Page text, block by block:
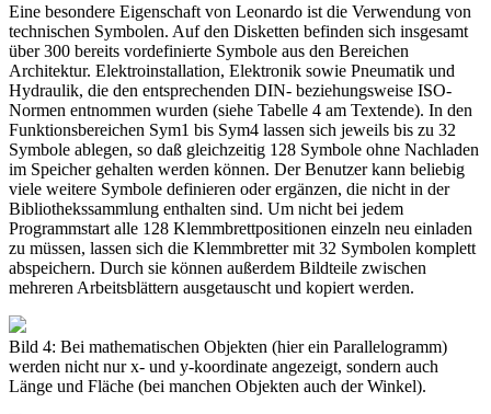
Eine besondere Eigenschaft von Leonardo ist die Verwendung von
technischen Symbolen. Auf den Disketten befinden sich insgesamt
über 300 bereits vordefinierte Symbole aus den Bereichen
Architektur. Elektroinstallation, Elektronik sowie Pneumatik und
Hydraulik, die den entsprechenden DIN- beziehungsweise ISO-
Normen entnommen wurden (siehe Tabelle 4 am Textende). In den
Funktionsbereichen Sym1 bis Sym4 lassen sich jeweils bis zu 32
Symbole ablegen, so daß gleichzeitig 128 Symbole ohne Nachladen
im Speicher gehalten werden können. Der Benutzer kann beliebig
viele weitere Symbole definieren oder ergänzen, die nicht in der
Bibliothekssammlung enthalten sind. Um nicht bei jedem
Programmstart alle 128 Klemmbrettpositionen einzeln neu einladen
zu müssen, lassen sich die Klemmbretter mit 32 Symbolen komplett
abspeichern. Durch sie können außerdem Bildteile zwischen
mehreren Arbeitsblättern ausgetauscht und kopiert werden.
Bild 4: Bei mathematischen Objekten (hier ein Parallelogramm)
werden nicht nur x- und y-koordinate angezeigt, sondern auch
Länge und Fläche (bei manchen Objekten auch der Winkel).